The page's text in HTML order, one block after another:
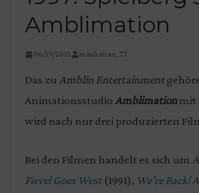
Amblimation
06/19/2015 manhattan_77
Das zu Amblin Entertainment
Animationsstudio Amblimationmit
wird nach nur drei produzierten
Bei den Filmen handelt es sich um
Fievel Goes West(1991), We’re Back!